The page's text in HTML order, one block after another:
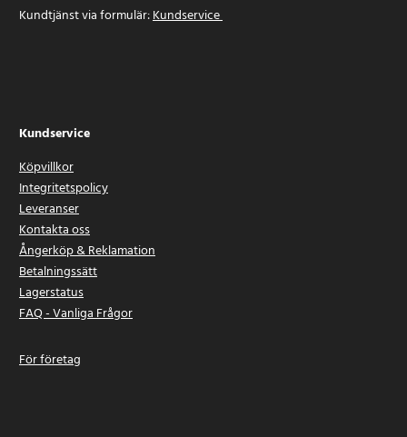
Kundtjänst via formulär:Kundservice
Kundservice
Köpvillkor
Integritetspolicy
Leveranser
Kontakta oss
Ångerköp & Reklamation
Betalningssätt
Lagerstatus
FAQ - Vanliga Frågor
För företag